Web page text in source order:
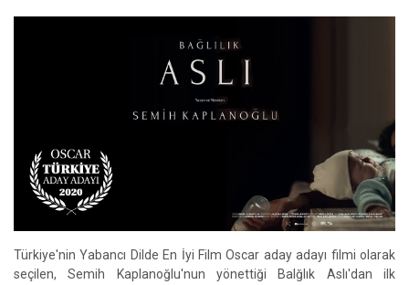
Türkiye'nin Yabancı Dilde En İyi Film Oscar aday adayı filmi olarak
seçilen, Semih Kaplanoğlu'nun yönettiği Balğlık Aslı'dan ilk